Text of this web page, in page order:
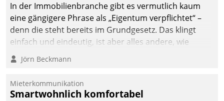
In der Immobilienbranche gibt es vermutlich kaum
eine gängigere Phrase als „Eigentum verpflichtet“ –
denn die steht bereits im Grundgesetz. Das klingt
einfach und eindeutig, ist aber alles andere, wie
Branchenbeschäftigte wissen. Denn mit der
Verantwortung folgen Verpflichtungen.
Jörn Beckmann
Mieterkommunikation
Smartwohnlich komfortabel